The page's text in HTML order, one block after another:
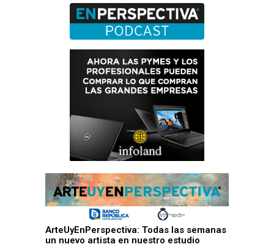
ArteUyEnPerspectiva: Todas las semanas
un nuevo artista en nuestro estudio